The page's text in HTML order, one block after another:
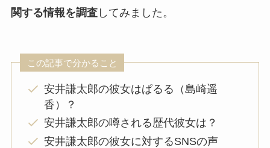
関する情報を調査してみました。
この記事で分かること
安井謙太郎の彼女はぱるる（島崎遥
香）？
安井謙太郎の噂される歴代彼女は？
安井謙太郎の彼女に対するSNSの声